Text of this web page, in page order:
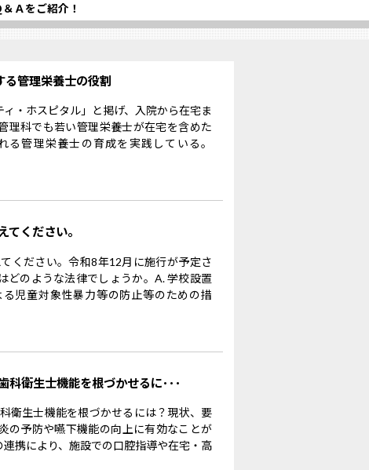
Ａをご紹介！
る管理栄養士の役割
・ホスピタル」と掲げ、入院から在宅ま
理科でも若い管理栄養士が在宅を含めた
管理栄養士の育成を実践している。
てください。
ください。令和8年12月に施行が予定さ
どのような法律でしょうか。A. 学校設置
児童対象性暴力等の防止等のための措
科衛生士機能を根づかせるに･･･
衛生士機能を根づかせるには？現状、要
の予防や嚥下機能の向上に有効なことが
携により、施設での口腔指導や在宅・高